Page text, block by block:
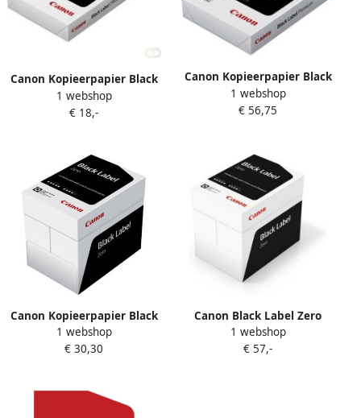
Canon Kopieerpapier Black
Label Office A3 80gr NEN
500vel
1 webshop
€ 18,-
Canon Kopieerpapier Black
Label Premium A3 80gr wit
500 vel
1 webshop
€ 56,75
Canon Kopieerpapier Black
Label Zero A4 75gr wit 500
vel
1 webshop
€ 30,30
Canon Black Label Zero
printpapier ft A3 80 g pak
van 500 vel
1 webshop
€ 57,-